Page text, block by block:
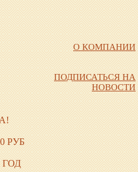
О КОМПАНИИ
ПОДПИСАТЬСЯ НА
НОВОСТИ
РУБ